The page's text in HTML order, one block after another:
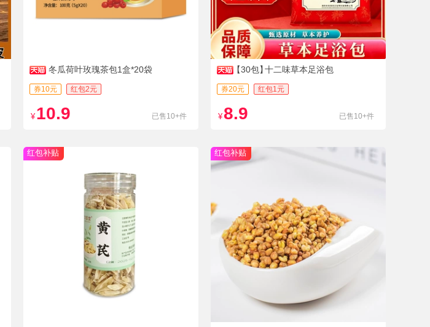
冬瓜荷叶玫瑰茶包1盒*20袋
券10元 红包2元
¥ 10.9 已售10+件
【30包】十二味草本足浴包
券20元 红包1元
¥ 8.9 已售10+件
红包补贴 红包补贴